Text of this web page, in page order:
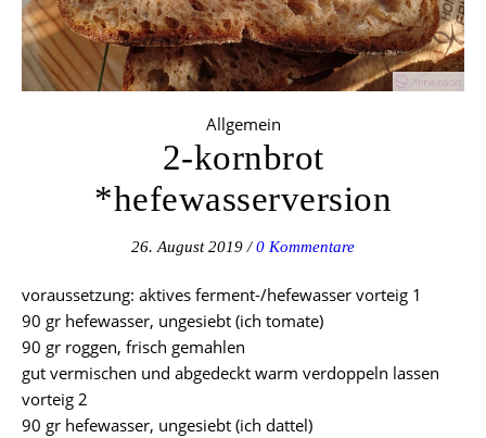
Allgemein
2-kornbrot
*hefewasserversion
26. August 2019 / 0 Kommentare
voraussetzung: aktives ferment-/hefewasser vorteig 1
90 gr hefewasser, ungesiebt (ich tomate)
90 gr roggen, frisch gemahlen
gut vermischen und abgedeckt warm verdoppeln lassen
vorteig 2
90 gr hefewasser, ungesiebt (ich dattel)